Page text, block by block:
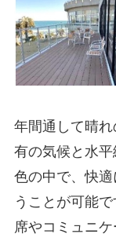
年間通して晴
有の気候と水
色の中で、快
うことが可能
席やコミュニ